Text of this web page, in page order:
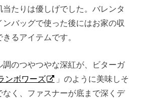
当たりは優しげでした。バレンタ
バッグで使った後にはお家の収
るアイテムです。
調のつやつやな深紅が、ビターガ
ンボワーズ
」のように美味しそ
なく、ファスナーが底まで深くデ